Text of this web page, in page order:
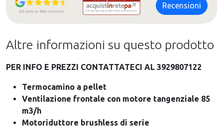
Recensioni
Altre informazioni su questo prodotto
PER INFO E PREZZI CONTATTATECI AL 3929807122
Termocamino a pellet
Ventilazione frontale con motore tangenziale 85
m3/h
Motoriduttore brushless di serie